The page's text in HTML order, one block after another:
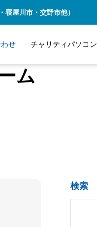
屋川市・交野市他）
せ チャリティパソコン
ム
検索